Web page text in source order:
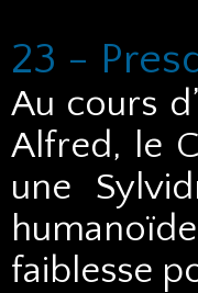
23 -
Au cours
Alfred, le
une
faiblesse